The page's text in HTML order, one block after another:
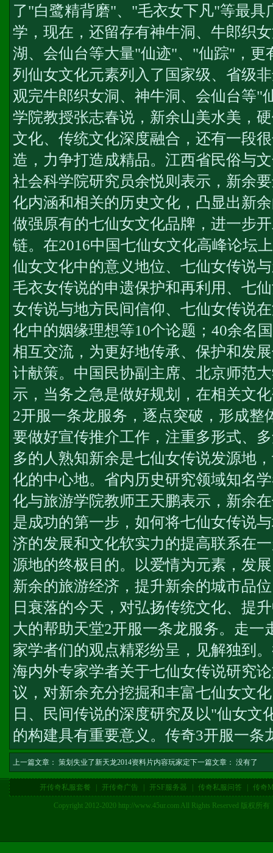
了"白鹭精背磨"、"毛衣女下凡"等最具
学，现在，还留存有神牛洞、牛郎织
湖、会仙台等大量"仙迹"、"仙踪"，更
列仙女文化元素列入了国家级、省级
观完牛郎织女洞、神牛洞、会仙台等"
学院教授张志春说，新余山美水美，
文化、传统文化深度融合，还有一段
造，力争打造成精品。江西省民俗与
社会科学院研究员余悦则表示，新余
化内涵和相关的历史文化，凸显出新
做强原有的七仙女文化品牌，进一步
链。在2016中国七仙女文化高峰论坛
仙女文化中的意义地位、七仙女传说
毛衣女传说的申遗保护和再利用、七
女传说与地方民间信仰、七仙女传说
化中的姻缘理想等10个论题；40余名
相互交流，为更好地传承、保护和发
计献策。中国民协副主席、北京师范
示，当务之急是做好规划，在相关文
2开服一条龙服务 ，逐点突破，形成
要做好宣传推介工作，注重多形式、
多的人熟知新余是七仙女传说发源地
化的中心地。省内历史研究领域知名
化与旅游学院教师王天鹏表示，新余
是成功的第一步，如何将七仙女传说
济的发展和文化软实力的提高联系在
源地的终极目的。以爱情为元素，发
新余的旅游经济，提升新余的城市品
日衰落的今天，对弘扬传统文化、提
大的帮助天堂2开服一条龙服务。走一
家学者们的观点精彩纷呈，见解独到
海内外专家学者关于七仙女传说研究
议，对新余充分挖掘和丰富七仙女文
日、民间传说的深度研究及以"仙女文
的构建具有重要意义。 传奇3开服一条
上一篇文章： 策划失业了新天龙2014资料片内容玩家定下一篇文章： 没有了
开传奇私服套餐 开传奇广告 开SF服务器 传奇私服问答 传奇
Copyright 2012-2020 http://www.45ur.com All Rights Reserved 版权